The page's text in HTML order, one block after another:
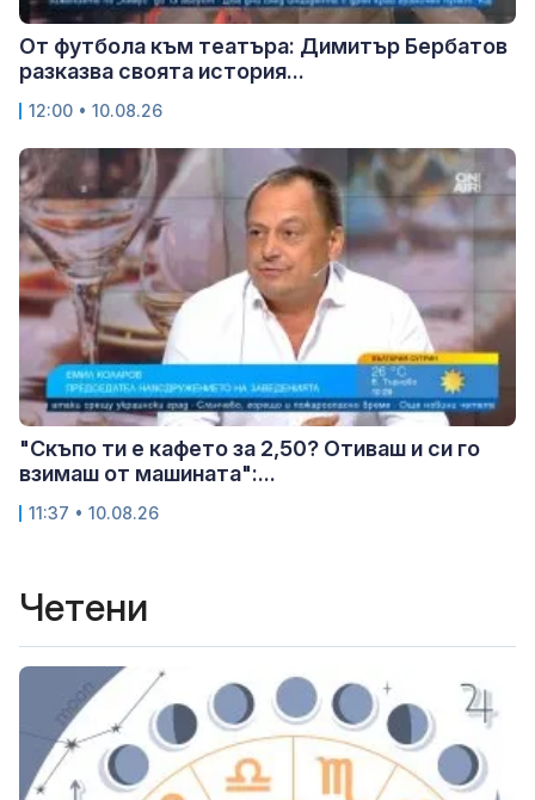
От футбола към театъра: Димитър Бербатов
разказва своята история...
12:00 • 10.08.26
"Скъпо ти е кафето за 2,50? Отиваш и си го
взимаш от машината":...
11:37 • 10.08.26
Четени